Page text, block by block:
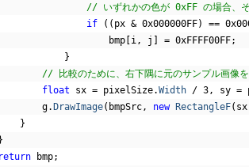
// いずれかの色が 0xFF の場合、そ
if
(( px & 0x000000FF) ==
bmp
i, j = 0xFFFF00FF;
}
// 比較のために、右下隅に元のサンプル画像
float sx = pixelSize.Width / 3, sy =
g
. DrawImage( bmpSrc, new RectangleF(
}
}
return bmp;